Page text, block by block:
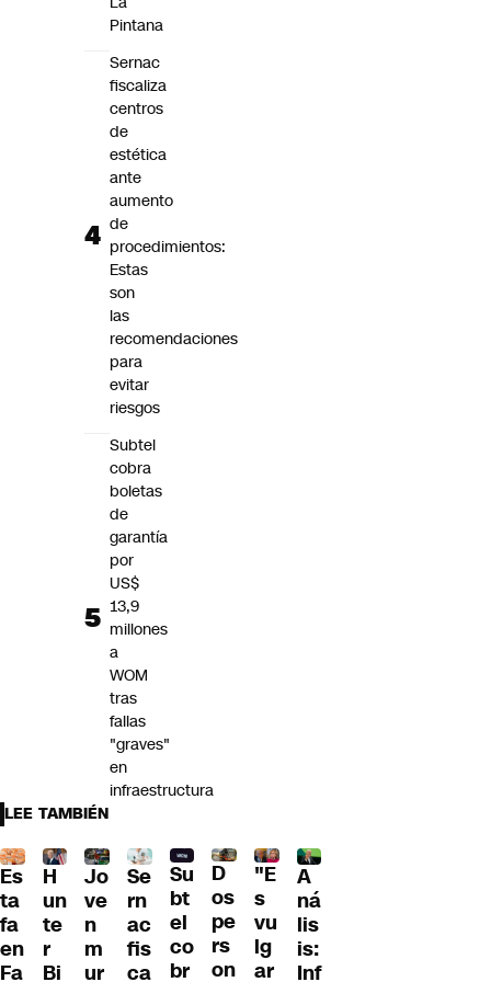
Pintana
Sernac
fiscaliza
centros
de
estética
ante
aumento
de
procedimientos:
Estas
son
las
recomendaciones
para
evitar
riesgos
Subtel
cobra
boletas
de
garantía
por
US$
13,9
millones
a
WOM
tras
fallas
"graves"
en
infraestructura
LEE TAMBIÉN
Es
ta
fa
en
Fa
H
un
te
r
Bi
Jo
ve
n
m
ur
Se
rn
ac
fis
ca
Su
bt
el
co
br
D
os
pe
rs
on
"E
s
vu
lg
ar
A
ná
lis
is:
Inf